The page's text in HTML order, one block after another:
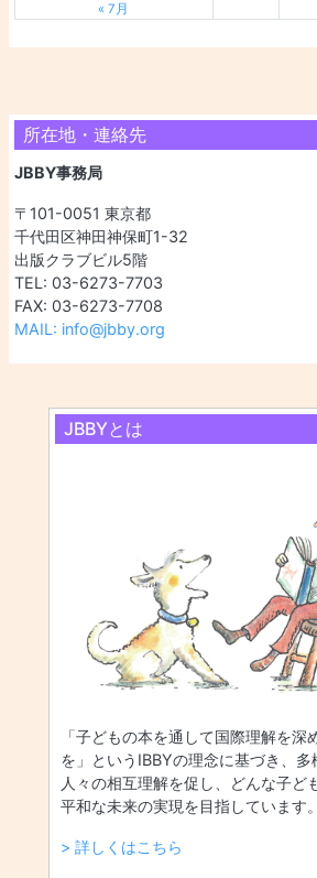
« 7月
所在地・連絡先
JBBY事務局
〒101-0051 東京都
千代田区神田神保町1-32
出版クラブビル5階
TEL: 03-6273-7703
FAX: 03-6273-7708
MAIL: info@jbby.org
JBBYとは
「子どもの本を通して国際理解を深
を」というIBBYの理念に基づき、多
人々の相互理解を促し、どんな子ど
平和な未来の実現を目指しています。
> 詳しくはこちら